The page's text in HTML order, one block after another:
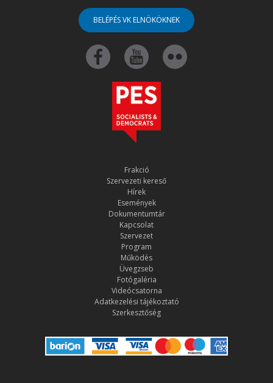
BELÉPÉS VK ELNÖKÖKNEK
Frakció
Szervezeti kereső
Hírek
Események
Dokumentumtár
Kapcsolat
Szervezet
Program
Működés
Üvegzseb
Fotógaléria
Videócsatorna
Adatkezelési tájékoztató
Szerkesztőség